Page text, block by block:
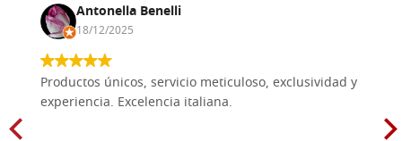
Antonella Benelli
18/12/2025
Productos únicos, servicio meticuloso, exclusividad y
experiencia. Excelencia italiana.